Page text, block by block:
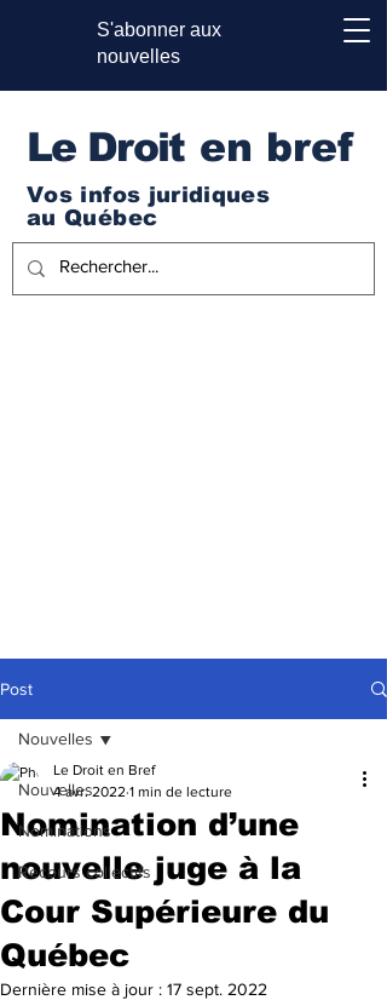
S'abonner aux
nouvelles
Le Droit en bref
Vos infos juridiques
au Québec
Post
Nouvelles
Nominations
Recours collectifs
Nouvelles
Nomination d’une
nouvelle juge à la
Cour Supérieure du
Québec
Le Droit en Bref
4 avr. 2022 1 min de lecture
Dernière mise à jour : 17 sept. 2022